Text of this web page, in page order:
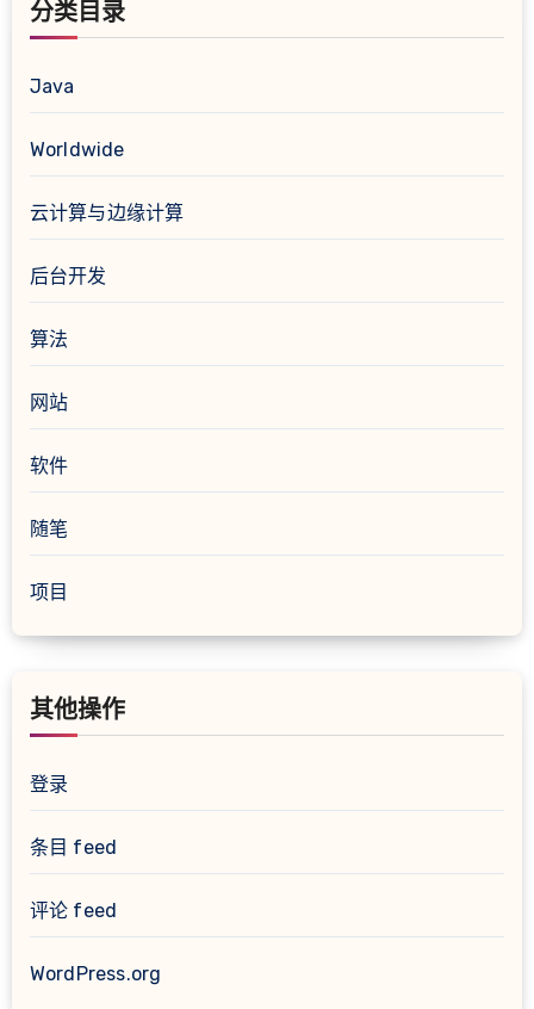
分类目录
Java
Worldwide
云计算与边缘计算
后台开发
算法
网站
软件
随笔
项目
其他操作
登录
条目 feed
评论 feed
WordPress.org